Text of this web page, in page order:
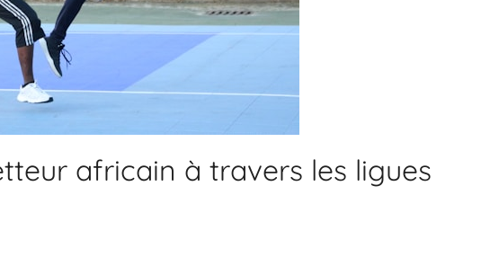
africain à travers les ligues